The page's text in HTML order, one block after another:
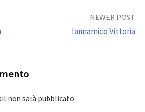
NEWER POST
Iannamico Vittoria
non sarà pubblicato.